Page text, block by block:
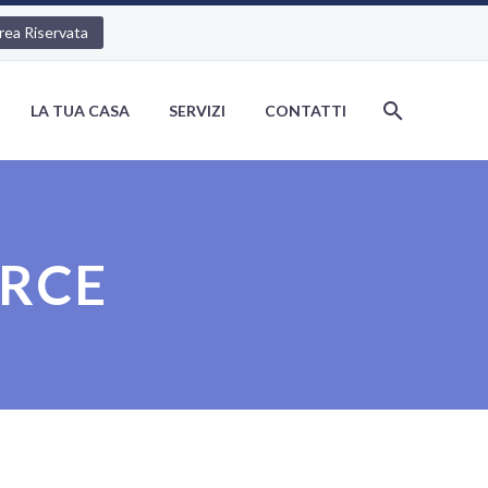
Riservata
LA TUA CASA SERVIZI CONTATTI